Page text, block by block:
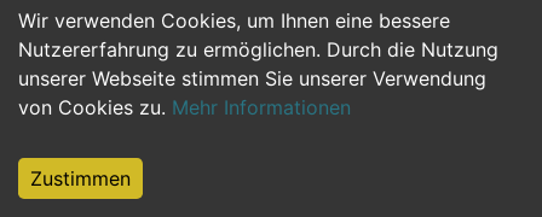
Wir verwenden Cookies, um Ihnen eine bessere
Nutzererfahrung zu ermöglichen. Durch die Nutzung
unserer Webseite stimmen Sie unserer Verwendung
von Cookies zu. Mehr Informationen
Zustimmen